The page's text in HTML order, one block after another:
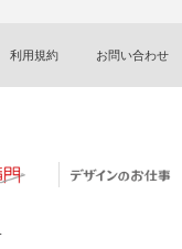
利用規約 お問い合わせ